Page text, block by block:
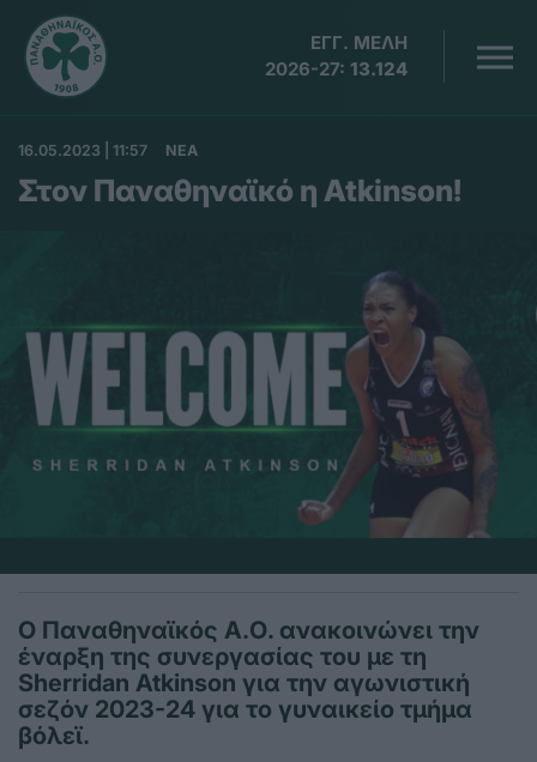
ΕΓΓ. ΜΕΛΗ
2026-27: 13.124
16.05.2023 | 11:57 ΝΕΑ
Στον Παναθηναϊκό η Atkinson!
Ο Παναθηναϊκός Α.Ο. ανακοινώνει την
έναρξη της συνεργασίας του με τη
Sherridan Atkinson για την αγωνιστική
σεζόν 2023-24 για το γυναικείο τμήμα
βόλεϊ.